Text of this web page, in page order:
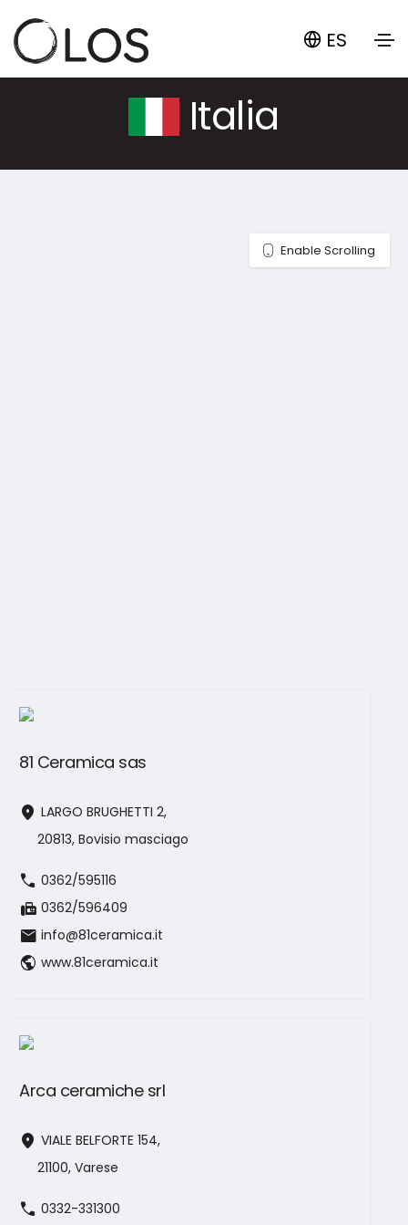
ES
Italia
Enable Scrolling
81 Ceramica sas
location_on LARGO BRUGHETTI 2,
20813, Bovisio masciago
call 0362/595116
fax 0362/596409
mail info@81ceramica.it
public www.81ceramica.it
Arca ceramiche srl
location_on VIALE BELFORTE 154,
21100, Varese
call 0332-331300